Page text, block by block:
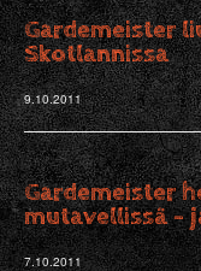
Gardemeister
Skotlannissa
9.10.2011
Gardemeister
mutavellissä –
7.10.2011